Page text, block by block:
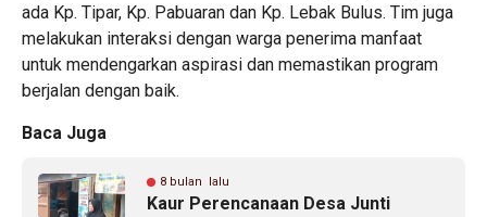
ada Kp. Tipar, Kp. Pabuaran dan Kp. Lebak Bulus. Tim juga
melakukan interaksi dengan warga penerima manfaat
untuk mendengarkan aspirasi dan memastikan program
berjalan dengan baik.
Baca Juga
8 bulan lalu
Kaur Perencanaan Desa Junti